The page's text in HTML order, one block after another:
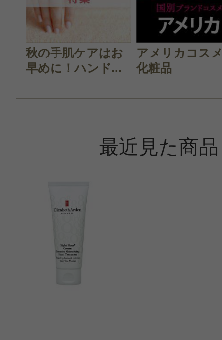
秋の手肌ケアはお
早めに！ハンド...
アメリカコス
化粧品
最近見た商品